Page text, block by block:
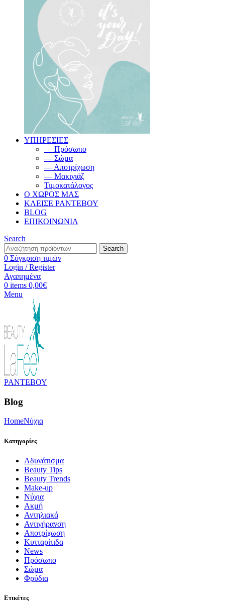
ΥΠΗΡΕΣΙΕΣ
— Πρόσωπο
— Σώμα
— Αποτρίχωση
— Μακιγιάζ
Τιμοκατάλογος
Ο ΧΩΡΟΣ ΜΑΣ
ΚΛΕΙΣΕ ΡΑΝΤΕΒΟΥ
BLOG
ΕΠΙΚΟΙΝΩΝΙΑ
Search
Search
0 Σύγκριση τιμών
Login / Register
Αγαπημένα
0 items 0,00€
Menu
ΡΑΝΤΕΒΟΥ
Blog
HomeNύχια
Κατηγορίες
Aδυνάτισμα
Beauty Tips
Beauty Trends
Make-up
Nύχια
Ακμή
Αντηλιακά
Αντιγήρανση
Αποτρίχωση
Κυτταρίτιδα
Νews
Πρόσωπο
Σώμα
Φρύδια
Ετικέτες